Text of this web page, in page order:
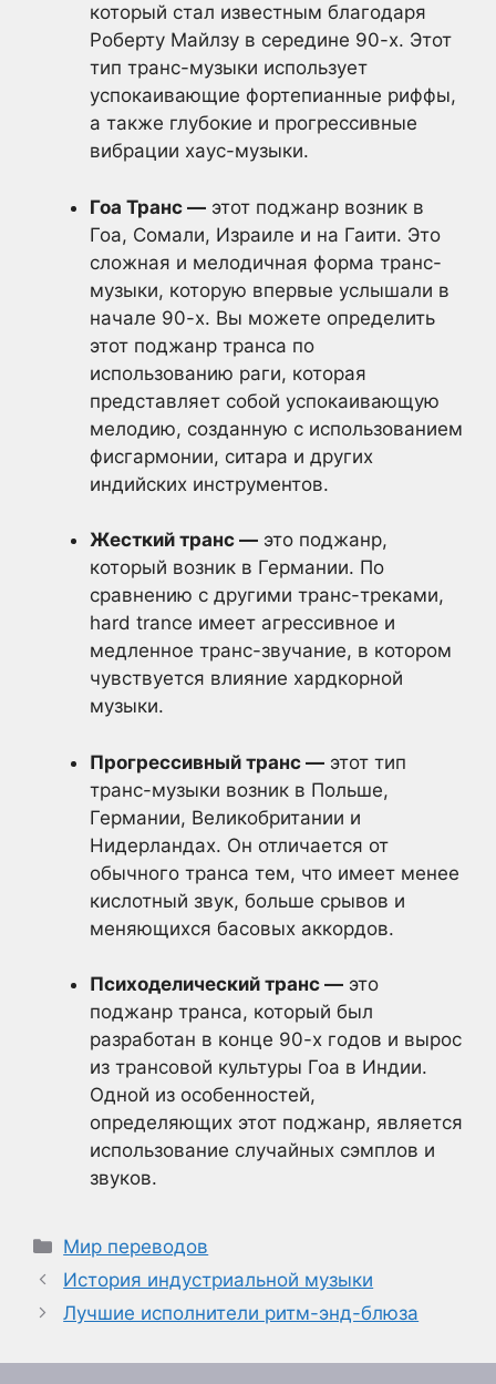
который стал известным благодаря
Роберту Майлзу в середине 90-х. Этот
тип транс-музыки использует
успокаивающие фортепианные риффы,
а также глубокие и прогрессивные
вибрации хаус-музыки.
Гоа Транс — этот поджанр возник в
Гоа, Сомали, Израиле и на Гаити. Это
сложная и мелодичная форма транс-
музыки, которую впервые услышали в
начале 90-х. Вы можете определить
этот поджанр транса по
использованию раги, которая
представляет собой успокаивающую
мелодию, созданную с использованием
фисгармонии, ситара и других
индийских инструментов.
Жесткий транс — это поджанр,
который возник в Германии. По
сравнению с другими транс-треками,
hard trance имеет агрессивное и
медленное транс-звучание, в котором
чувствуется влияние хардкорной
музыки.
Прогрессивный транс — этот тип
транс-музыки возник в Польше,
Германии, Великобритании и
Нидерландах. Он отличается от
обычного транса тем, что имеет менее
кислотный звук, больше срывов и
меняющихся басовых аккордов.
Психоделический транс — это
поджанр транса, который был
разработан в конце 90-х годов и вырос
из трансовой культуры Гоа в Индии.
Одной из особенностей,
определяющих этот поджанр, является
использование случайных сэмплов и
звуков.
Рубрики
Мир переводов
История индустриальной музыки
Лучшие исполнители ритм-энд-блюза